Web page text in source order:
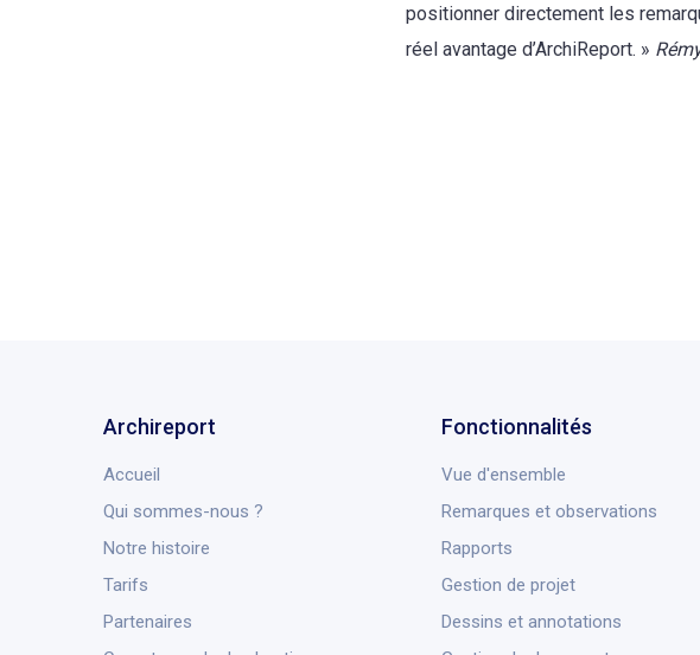
positionner directement les
réel avantage d’ArchiReport. »
Archireport
Accueil
Qui sommes-nous ?
Notre histoire
Tarifs
Partenaires
Fonctionnalités
Vue d'ensemble
Remarques et observations
Rapports
Gestion de projet
Dessins et annotations